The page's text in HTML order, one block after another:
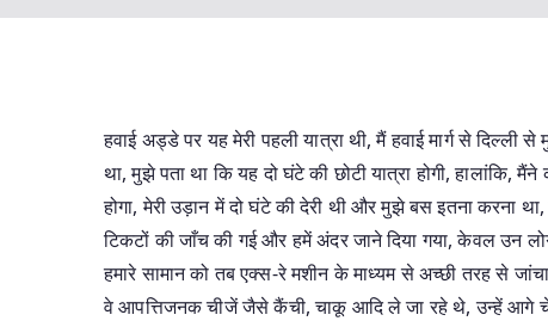
हवाई अड्डे पर यह मेरी पहली यात्रा थी, मैं हवाई मार्ग से
था, मुझे पता था कि यह दो घंटे की छोटी यात्रा होगी, हालांकि,
होगा, मेरी उड़ान में दो घंटे की देरी थी और मुझे बस इतना करना
टिकटों की जाँच की गई और हमें अंदर जाने दिया गया, केवल उन
हमारे सामान को तब एक्स-रे मशीन के माध्यम से अच्छी तरह से
वे आपत्तिजनक चीजें जैसे कैंची, चाकू आदि ले जा रहे थे, उन्हें आगे